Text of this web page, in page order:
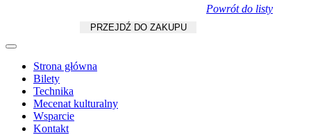
PRZEJDŹ DO ZAKUPU
Strona główna
Bilety
Technika
Mecenat kulturalny
Wsparcie
Kontakt
Powrót do listy